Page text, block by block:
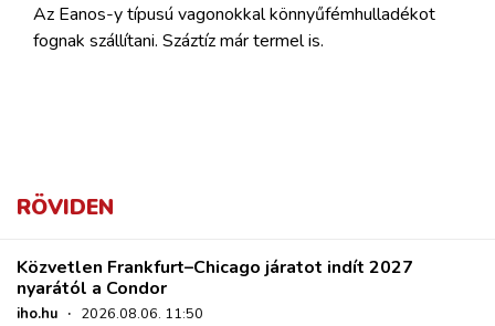
Az Eanos-y típusú vagonokkal könnyűfémhulladékot
fognak szállítani. Száztíz már termel is.
RÖVIDEN
Közvetlen Frankfurt–Chicago járatot indít 2027
nyarától a Condor
iho.hu · 2026.08.06. 11:50